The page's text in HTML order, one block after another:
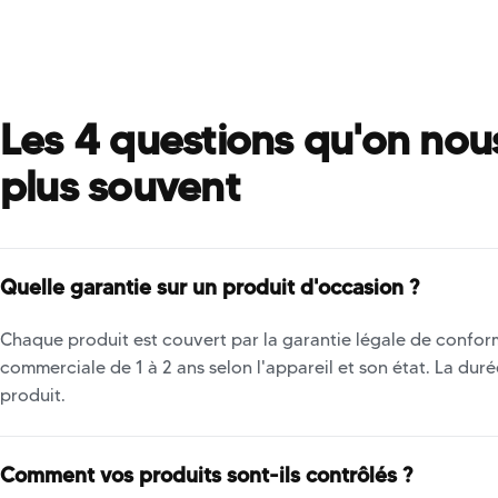
Les 4 questions qu'on
plus souvent
Quelle garantie sur un produit d'occasion ?
Chaque produit est couvert par la garantie légale de
commerciale de 1 à 2 ans selon l'appareil et son état. La
produit.
Comment vos produits sont-ils contrôlés ?